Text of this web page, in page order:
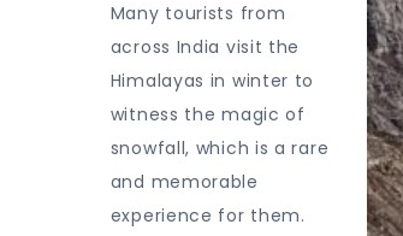
Many tourists from
across India visit the
Himalayas in winter to
witness the magic of
snowfall, which is a rare
and memorable
experience for them.